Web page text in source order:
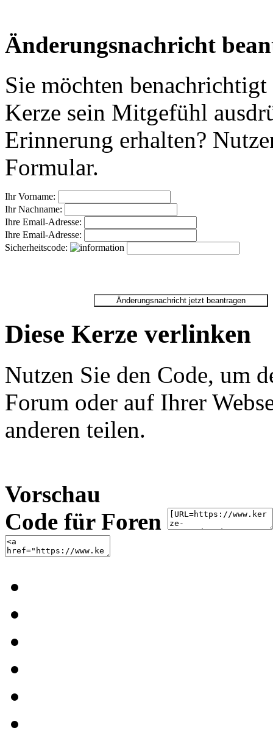
Änderungsnachricht
Sie möchten
Kerze sein Mitgefühl
Erinnerung erhalten?
Formular.
Ihr Vorname:
Ihr Nachname:
Ihre Email-Adresse:
Ihre Email-Adresse:
Sicherheitscode:
Diese Kerze verlinken
Nutzen Sie den Code, um
Forum oder auf Ihrer
anderen teilen.
Vorschau
Code für Foren